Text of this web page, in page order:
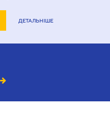
ДЕТАЛЬНІШЕ